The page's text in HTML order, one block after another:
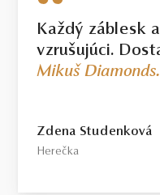
Každý záblesk
vzrušujúci.
Mikuš Diamonds.
Zdena Studenková
Herečka